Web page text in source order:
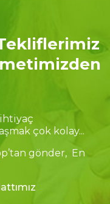
çok kolay...
gönder, En